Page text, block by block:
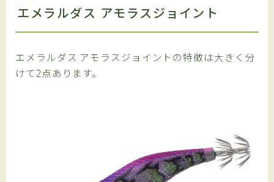
エメラルダス アモラスジョイント
エメラルダス アモラスジョイントの特徴は大きく分
けて2点あります。